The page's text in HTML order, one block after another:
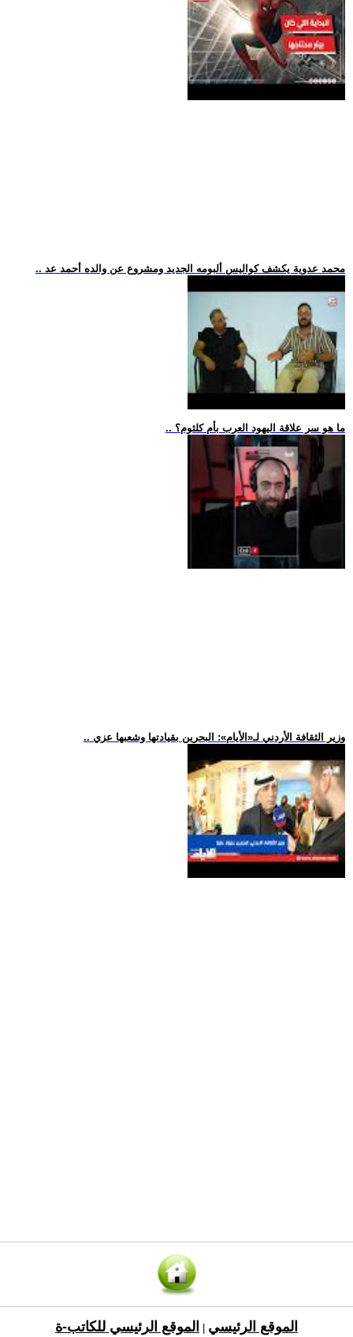
.. محمد عدوية يكشف كواليس ألبومه الجديد ومشروع عن والده أحمد عد
.. ما هو سر علاقة اليهود العرب بأم كلثوم؟
.. وزير الثقافة الأردني لـ«الأيام»: البحرين بقيادتها وشعبها عزي
الموقع الرئيسي الموقع الرئيسي للكاتب-ة